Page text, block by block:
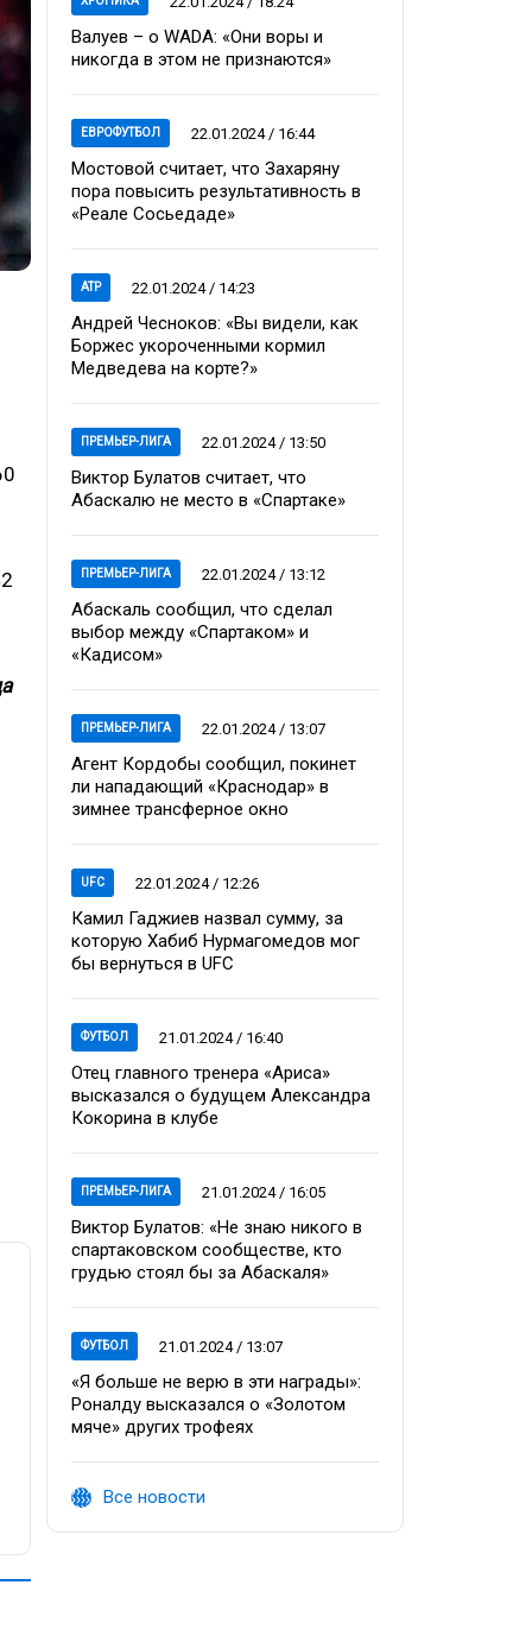
Валуев – о WADA: «Они воры и
никогда в этом не признаются»
ЕВРОФУТБОЛ 22.01.2024 / 16:44
Мостовой считает, что Захаряну
пора повысить результативность в
«Реале Сосьедаде»
ATP 22.01.2024 / 14:23
Андрей Чесноков: «Вы видели, как
Боржес укороченными кормил
Медведева на корте?»
ПРЕМЬЕР-ЛИГА 22.01.2024 / 13:50
Виктор Булатов считает, что
Абаскалю не место в «Спартаке»
ПРЕМЬЕР-ЛИГА 22.01.2024 / 13:12
Абаскаль сообщил, что сделал
выбор между «Спартаком» и
«Кадисом»
ПРЕМЬЕР-ЛИГА 22.01.2024 / 13:07
Агент Кордобы сообщил, покинет
ли нападающий «Краснодар» в
зимнее трансферное окно
UFC 22.01.2024 / 12:26
Камил Гаджиев назвал сумму, за
которую Хабиб Нурмагомедов мог
бы вернуться в UFC
ФУТБОЛ 21.01.2024 / 16:40
Отец главного тренера «Ариса»
высказался о будущем Александра
Кокорина в клубе
ПРЕМЬЕР-ЛИГА 21.01.2024 / 16:05
Виктор Булатов: «Не знаю никого в
спартаковском сообществе, кто
грудью стоял бы за Абаскаля»
ФУТБОЛ 21.01.2024 / 13:07
«Я больше не верю в эти награды»:
Роналду высказался о «Золотом
мяче» других трофеях
Все новости